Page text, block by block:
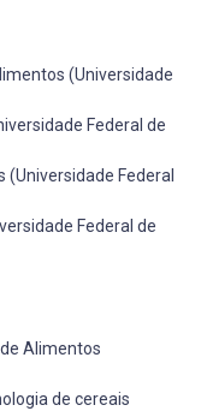
(Universidade
Federal de
Federal
Federal de
Alimentos
de cereais